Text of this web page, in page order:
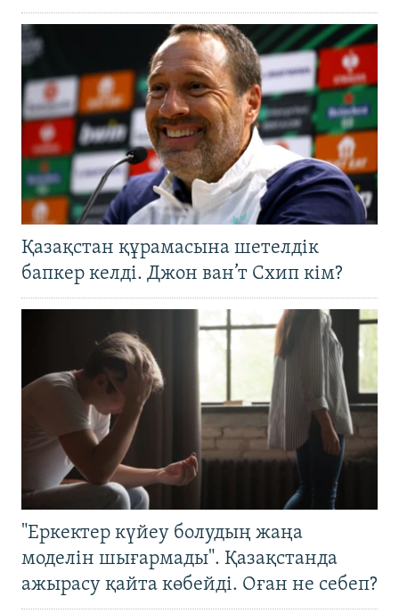
Қазақстан құрамасына шетелдік
бапкер келді. Джон ван’т Схип кім?
"Еркектер күйеу болудың жаңа
моделін шығармады". Қазақстанда
ажырасу қайта көбейді. Оған не себеп?